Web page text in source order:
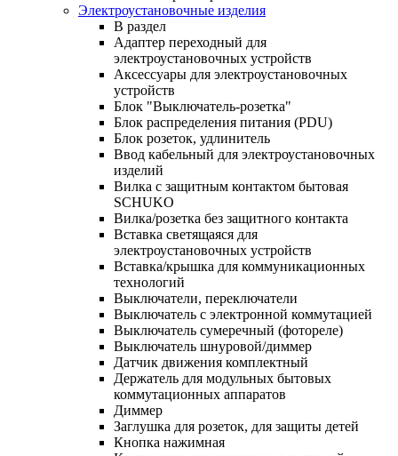
Электроустановочные изделия
В раздел
Адаптер переходный для
электроустановочных устройств
Аксессуары для электроустановочных
устройств
Блок "Выключатель-розетка"
Блок распределения питания (PDU)
Блок розеток, удлинитель
Ввод кабельный для электроустановочных
изделий
Вилка с защитным контактом бытовая
SCHUKO
Вилка/розетка без защитного контакта
Вставка светящаяся для
электроустановочных устройств
Вставка/крышка для коммуникационных
технологий
Выключатели, переключатели
Выключатель с электронной коммутацией
Выключатель сумеречный (фотореле)
Выключатель шнуровой/диммер
Датчик движения комплектный
Держатель для модульных бытовых
коммутационных аппаратов
Диммер
Заглушка для розеток, для защиты детей
Кнопка нажимная